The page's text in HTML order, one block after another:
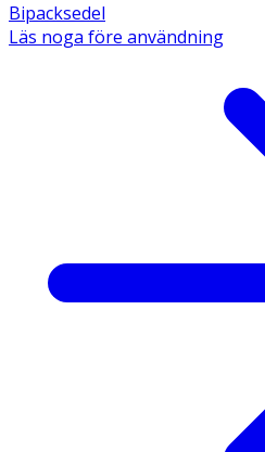
Bipacksedel
Läs noga före användning